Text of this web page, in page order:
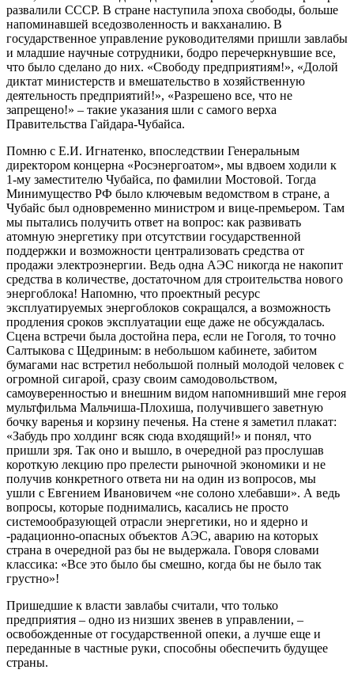
развалили СССР. В стране наступила эпоха свободы, больше
напоминавшей вседозволенность и вакханалию. В
государственное управление руководителями пришли завлабы
и младшие научные сотрудники, бодро перечеркнувшие все,
что было сделано до них. «Свободу предприятиям!», «Долой
диктат министерств и вмешательство в хозяйственную
деятельность предприятий!», «Разрешено все, что не
запрещено!» – такие указания шли с самого верха
Правительства Гайдара-Чубайса.
Помню с Е.И. Игнатенко, впоследствии Генеральным
директором концерна «Росэнергоатом», мы вдвоем ходили к
1-му заместителю Чубайса, по фамилии Мостовой. Тогда
Минимущество РФ было ключевым ведомством в стране, а
Чубайс был одновременно министром и вице-премьером. Там
мы пытались получить ответ на вопрос: как развивать
атомную энергетику при отсутствии государственной
поддержки и возможности централизовать средства от
продажи электроэнергии. Ведь одна АЭС никогда не накопит
средства в количестве, достаточном для строительства нового
энергоблока! Напомню, что проектный ресурс
эксплуатируемых энергоблоков сокращался, а возможность
продления сроков эксплуатации еще даже не обсуждалась.
Сцена встречи была достойна пера, если не Гоголя, то точно
Салтыкова с Щедриным: в небольшом кабинете, забитом
бумагами нас встретил небольшой полный молодой человек с
огромной сигарой, сразу своим самодовольством,
самоуверенностью и внешним видом напомнивший мне героя
мультфильма Мальчиша-Плохиша, получившего заветную
бочку варенья и корзину печенья. На стене я заметил плакат:
«Забудь про холдинг всяк сюда входящий!» и понял, что
пришли зря. Так оно и вышло, в очередной раз прослушав
короткую лекцию про прелести рыночной экономики и не
получив конкретного ответа ни на один из вопросов, мы
ушли с Евгением Ивановичем «не солоно хлебавши». А ведь
вопросы, которые поднимались, касались не просто
системообразующей отрасли энергетики, но и ядерно и
-радационно-опасных объектов АЭС, аварию на которых
страна в очередной раз бы не выдержала. Говоря словами
классика: «Все это было бы смешно, когда бы не было так
грустно»!
Пришедшие к власти завлабы считали, что только
предприятия – одно из низших звенев в управлении, –
освобожденные от государственной опеки, а лучше еще и
переданные в частные руки, способны обеспечить будущее
страны.